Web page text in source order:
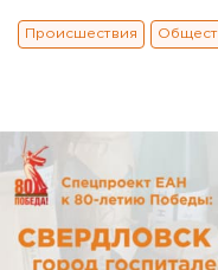
Происшествия